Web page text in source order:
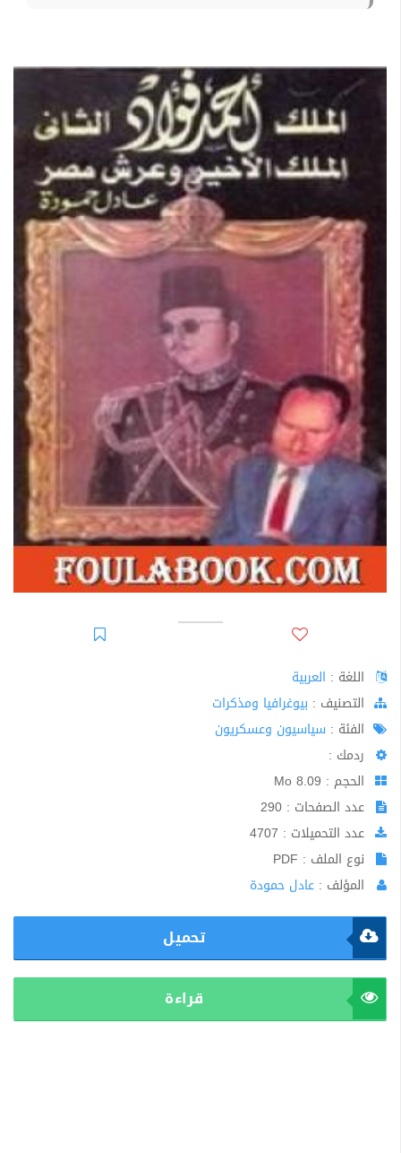
اللغة : العربية
اﻟﺘﺼﻨﻴﻒ : بيوغرافيا ومذكرات
الفئة : سياسيون وعسكريون
ردمك :
الحجم : 8.09 Mo
عدد الصفحات : 290
عدد التحميلات : 4707
نوع الملف : PDF
المؤلف : عادل حمودة
تحميل
قراءة